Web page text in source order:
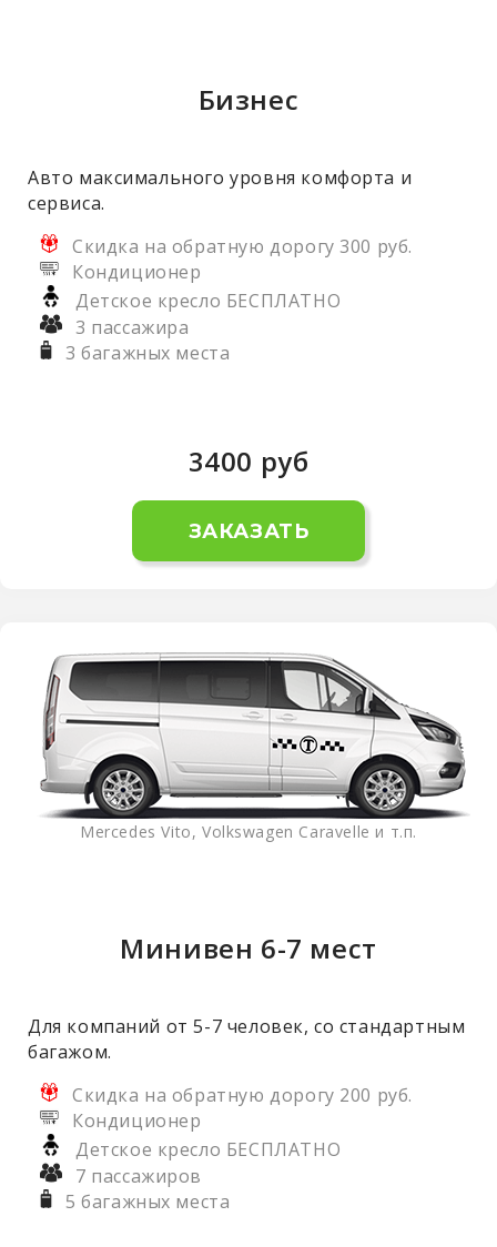
Бизнес
Авто максимального уровня комфорта и
сервиса.
Скидка на обратную дорогу 300 руб.
Кондиционер
Детское кресло БЕСПЛАТНО
3 пассажира
3 багажных места
3400 руб
ЗАКАЗАТЬ
Mercedes Vito, Volkswagen Caravelle и т.п.
Минивен 6-7 мест
Для компаний от 5-7 человек, со стандартным
багажом.
Скидка на обратную дорогу 200 руб.
Кондиционер
Детское кресло БЕСПЛАТНО
7 пассажиров
5 багажных места